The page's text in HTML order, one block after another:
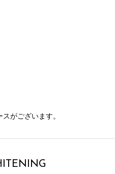
がございます。